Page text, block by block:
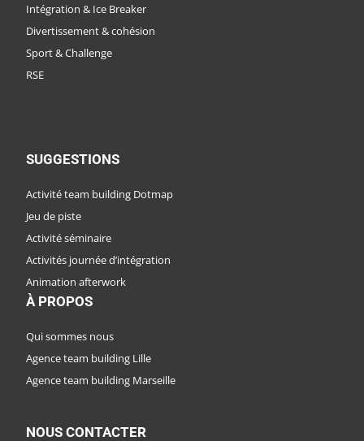
Intégration & Ice Breaker
Divertissement & cohésion
Sport & Challenge
RSE
SUGGESTIONS
Activité team building Dotmap
Jeu de piste
Activité séminaire
Activités journée d’intégration
Animation afterwork
À PROPOS
Qui sommes nous
Agence team building Lille
Agence team building Marseille
NOUS CONTACTER